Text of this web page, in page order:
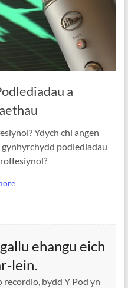
a
Ydych chi angen
podlediadau
ehangu eich
lein.
recordio, bydd Y Pod yn